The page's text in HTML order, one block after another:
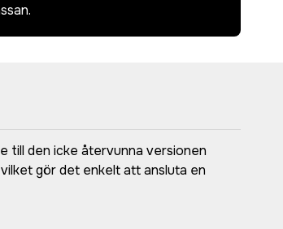
till den icke återvunna versionen
gör det enkelt att ansluta en